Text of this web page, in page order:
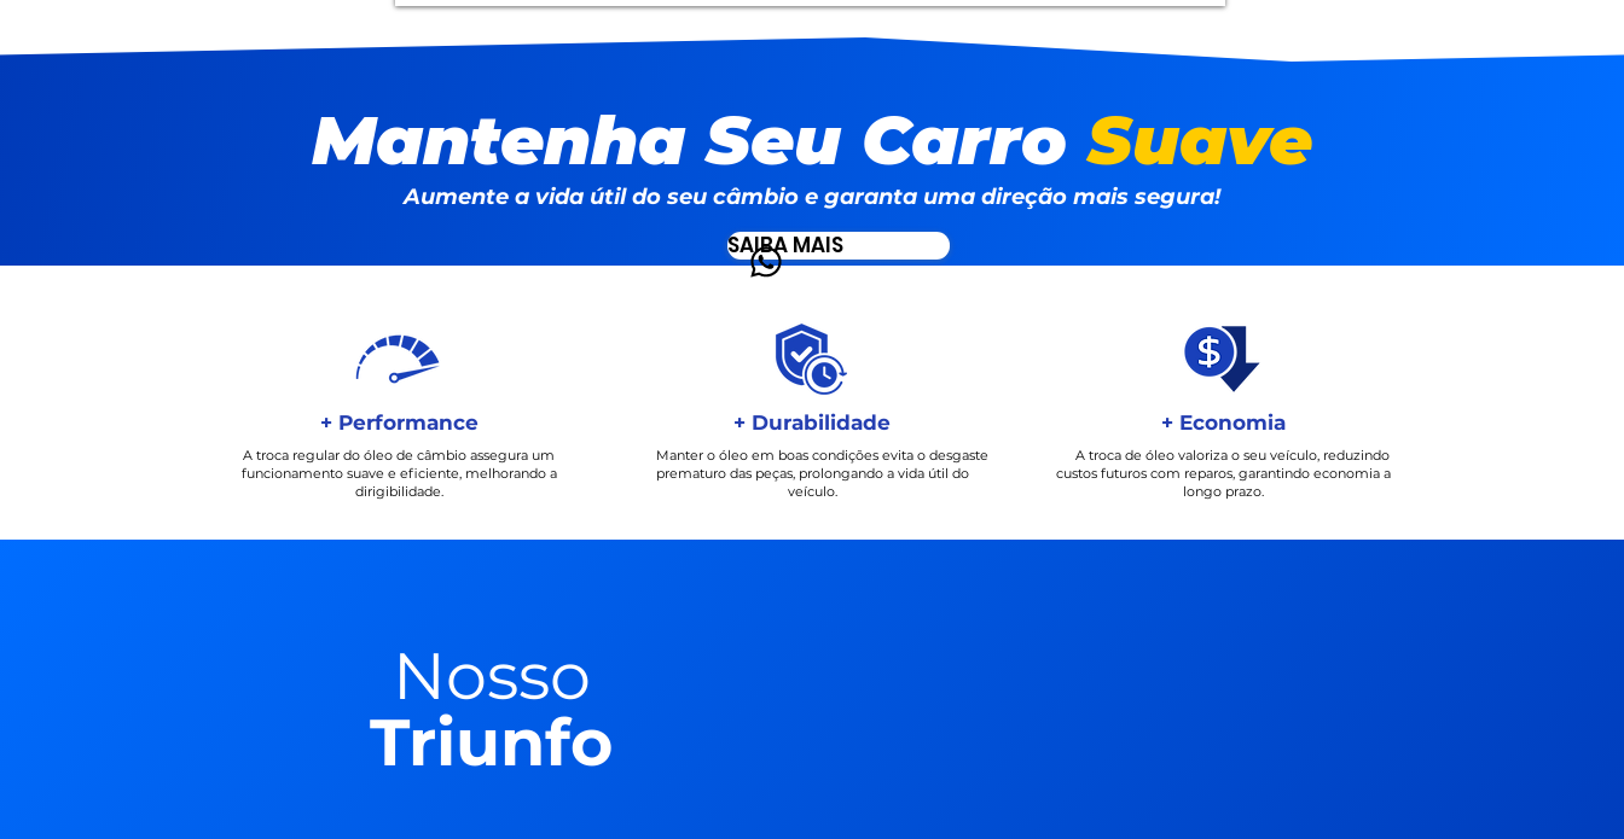
Mantenha Seu CarroSuave
Aumente a vida útil do seu câmbio e garanta uma direção mais segura!
SAIBA MAIS
+ Performance
A troca regular do óleo de câmbio assegura um
funcionamento suave e eficiente, melhorando a
dirigibilidade.
+ Durabilidade
Manter o óleo em boas condições evita o desgaste
prematuro das peças, prolongando a vida útil do
veículo.
+ Economia
A troca de óleo valoriza o seu veículo, reduzindo
custos futuros com reparos, garantindo economia a
longo prazo.
Nosso
Triunfo